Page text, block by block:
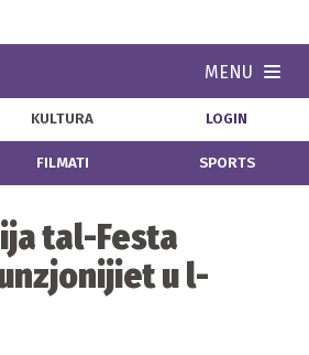
MENU
KULTURA LOGIN
FILMATI SPORTS
tal-Festa
u l-